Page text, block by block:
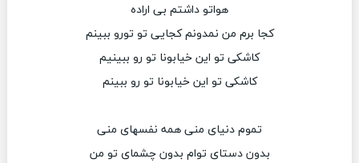
هواتو داشتم بی اراده
کجا برم من نمدونم کجایی تو تورو ببینم
کاشکی تو این خیابونا تو رو ببینیم
کاشکی تو این خیابونا تو رو ببینم
تموم دنیای منی همه نفسهای منی
بدون دستای توام بدون چشمای تو من